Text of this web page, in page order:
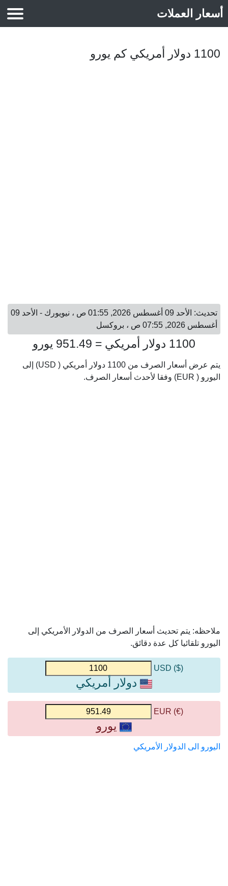
أسعار العملات
1100 دولار أمريكي كم يورو
تحديث: الأحد 09 أغسطس 2026, 01:55 ص ، نيويورك - الأحد 09
أغسطس 2026, 07:55 ص ، بروكسل
1100 دولار أمريكي = 951.49 يورو
يتم عرض أسعار الصرف من 1100 دولار أمريكي ( USD) إلى
اليورو ( EUR) وفقا لأحدث أسعار الصرف.
ملاحظه: يتم تحديث أسعار الصرف من الدولار الأمريكي إلى
اليورو تلقائيا كل عدة دقائق.
($) USD
دولار أمريكي
(€) EUR
يورو
اليورو الى الدولار الأمريكي